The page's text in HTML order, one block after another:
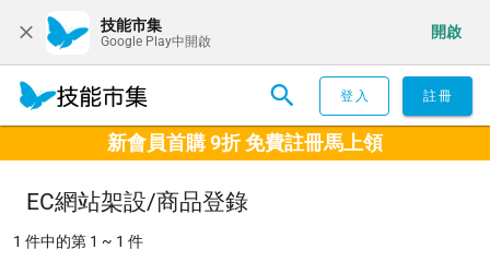
技能市集
Google Play中開啟
開啟
登入 註冊
新會員首購 9折 免費註冊馬上領
EC網站架設/商品登錄
1 件中的第 1 ~ 1 件